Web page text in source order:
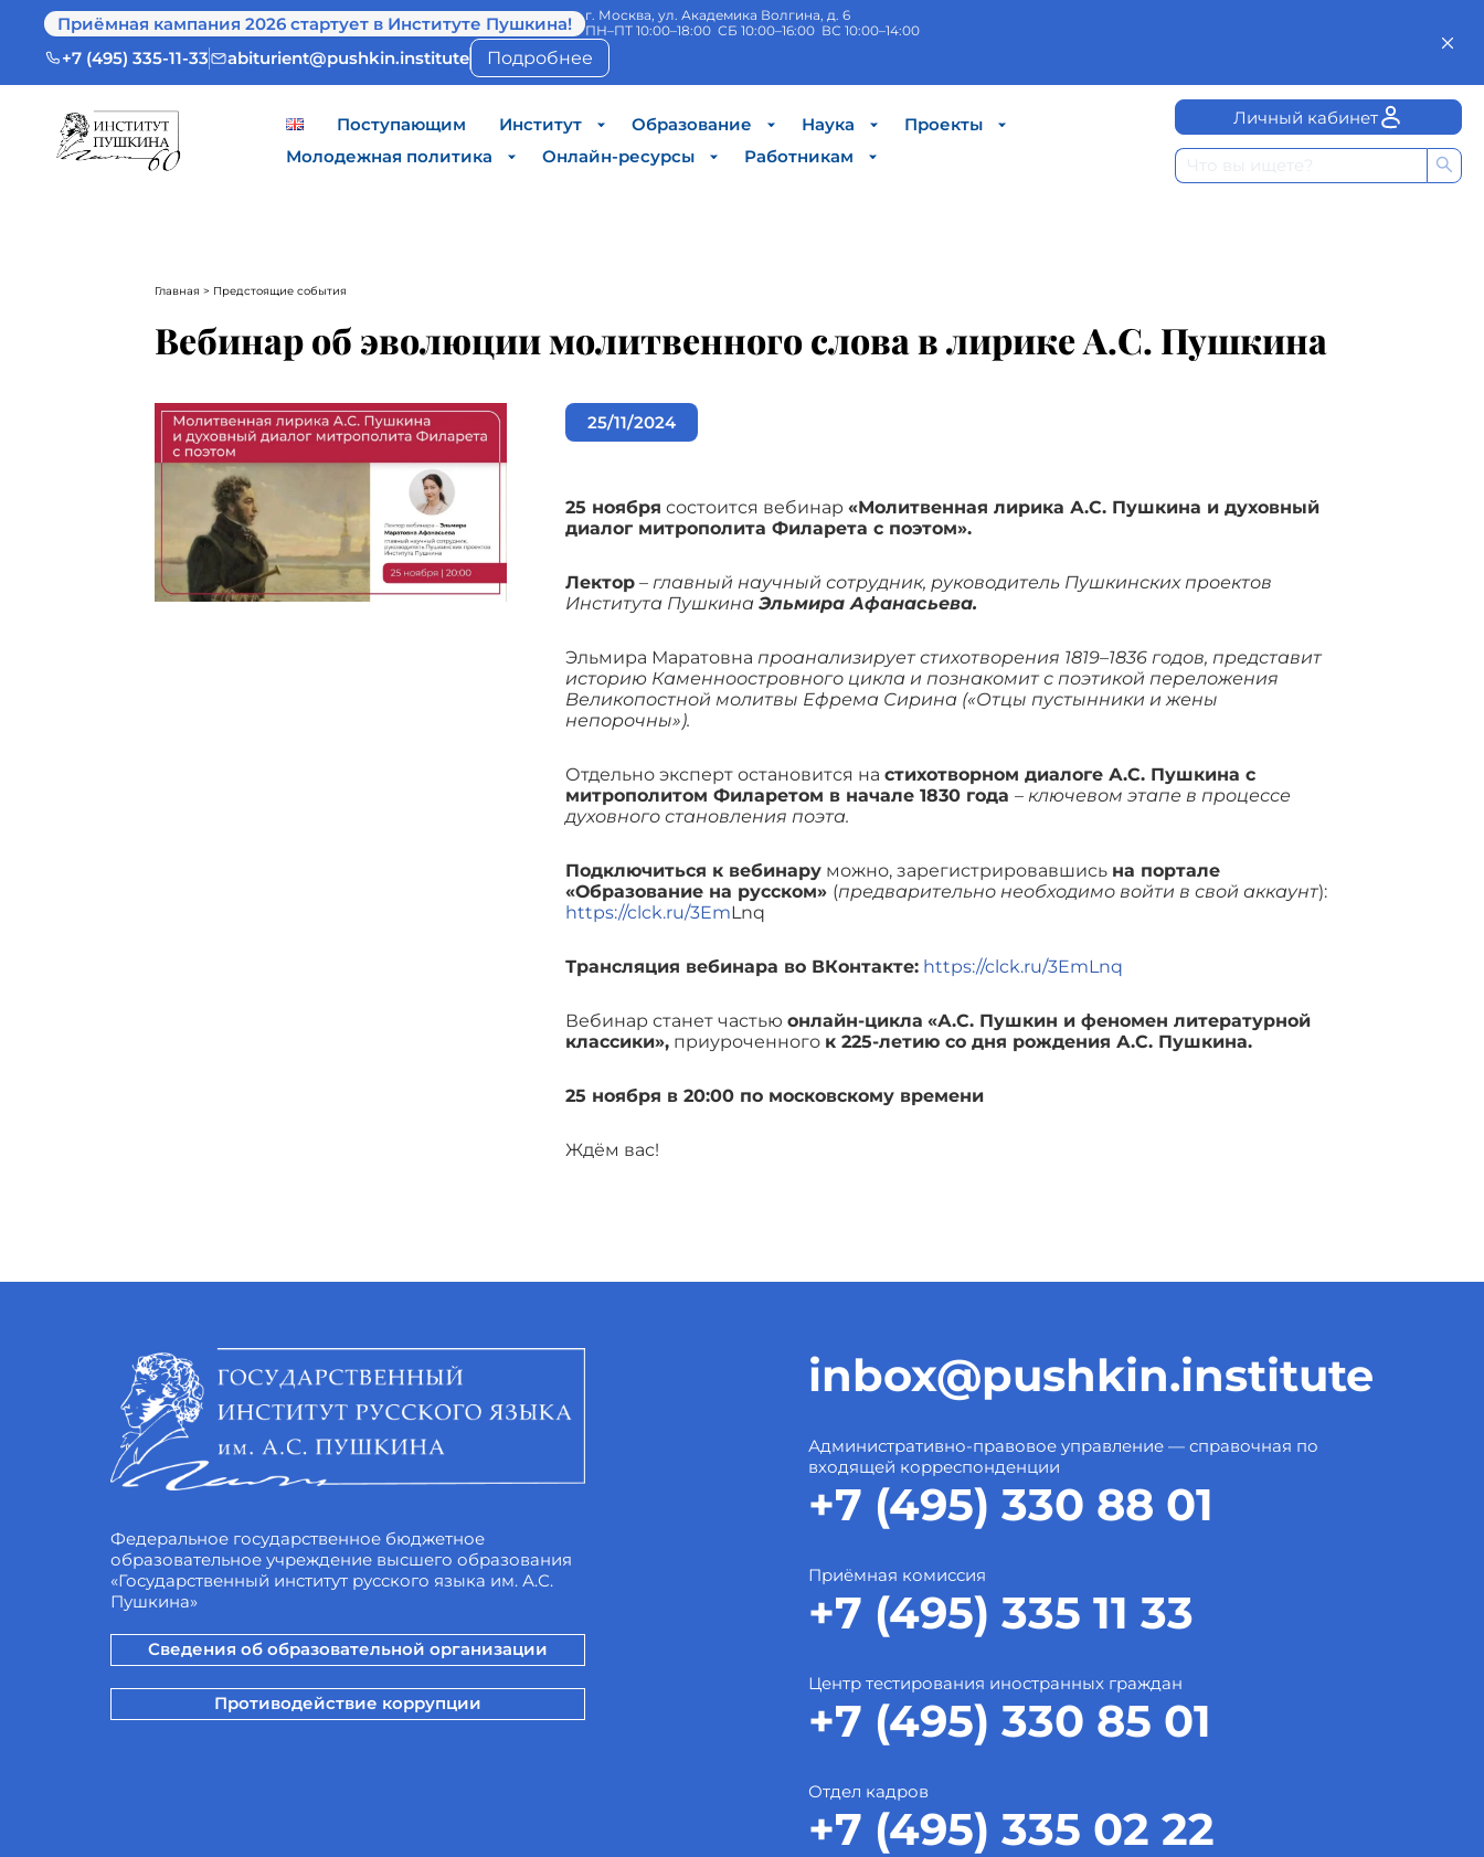
Приёмная кампания 2026 стартует в Институте Пушкина!
г. Москва, ул. Академика Волгина, д. 6
ПН–ПТ 10:00–18:00 СБ 10:00–16:00 ВС 10:00–14:00
+7 (495) 335-11-33 abiturient@pushkin.institute Подробнее
Поступающим Институт Образование Наука
Проекты
Молодежная политика
Онлайн-ресурсы Работникам
Личный кабинет
Главная > Предстоящие события
Вебинар об эволюции молитвенного слова в лирике А.С. Пушкина
25/11/2024
25 ноября состоится вебинар«Молитвенная лирика А.С. Пушкина и духовный
диалог митрополита Филарета с поэтом».
Лектор –главный научный сотрудник, руководитель Пушкинских проектов
Института ПушкинаЭльмира Афанасьева.
Эльмира Маратовнапроанализирует стихотворения 1819–1836 годов, представит
историю Каменноостровного цикла и познакомит с поэтикой переложения
Великопостной молитвы Ефрема Сирина («Отцы пустынники и жены
непорочны»).
Отдельно эксперт остановится настихотворном диалоге А.С. Пушкина с
митрополитом Филаретом в начале 1830 года–ключевом этапе в процессе
духовного становления поэта.
Подключиться к вебинару можно, зарегистрировавшись на портале
«Образование на русском» (предварительно необходимо войти в свой аккаунт):
https://clck.ru/3EmLnq
Трансляция вебинара во ВКонтакте: https://clck.ru/3EmLnq
Вебинар станет частьюонлайн-цикла «А.С. Пушкин и феномен литературной
классики», приуроченного к 225-летию со дня рождения А.С. Пушкина.
25 ноября в 20:00 по московскому времени
Ждём вас!
Федеральное государственное бюджетное
образовательное учреждение высшего образования
«Государственный институт русского языка им. А.С.
Пушкина»
Сведения об образовательной организации
Противодействие коррупции
inbox@pushkin.institute
Административно-правовое управление — справочная по
входящей корреспонденции
+7 (495) 330 88 01
Приёмная комиссия
+7 (495) 335 11 33
Центр тестирования иностранных граждан
+7 (495) 330 85 01
Отдел кадров
+7 (495) 335 02 22